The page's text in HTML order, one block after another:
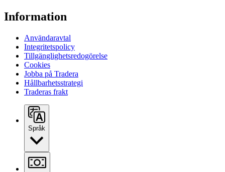
Information
Användaravtal
Integritetspolicy
Tillgänglighetsredogörelse
Cookies
Jobba på Tradera
Hållbarhetsstrategi
Traderas frakt
Språk